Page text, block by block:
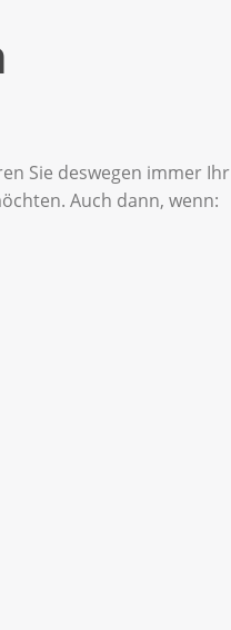
Sie deswegen immer Ihr
Auch dann, wenn: